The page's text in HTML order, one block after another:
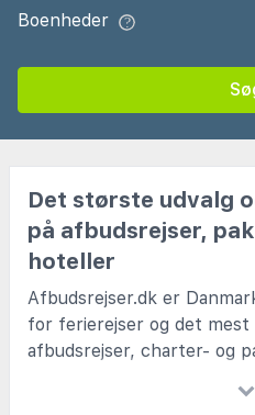
Boenheder
Det største udvalg
på afbudsrejser,
hoteller
Afbudsrejser.dk er
for ferierejser og det mest
afbudsrejser, charter- og
de største rejsebureauer